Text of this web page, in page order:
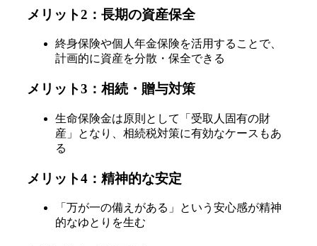
メリット2：長期の資産保全
終身保険や個人年金保険を活用することで、
計画的に資産を分散・保全できる
メリット3：相続・贈与対策
生命保険金は原則として「受取人固有の財
産」となり、相続税対策に有効なケースもあ
る
メリット4：精神的な安定
「万が一の備えがある」という安心感が精神
的なゆとりを生む